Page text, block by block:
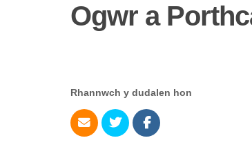
Ogwr a
Rhannwch y dudalen hon